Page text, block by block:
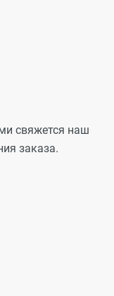
свяжется наш
заказа.